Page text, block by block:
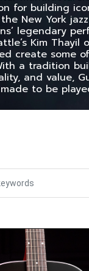
for building
New York
legendary
Kim Thayil
create some
a tradition
and value,
to be